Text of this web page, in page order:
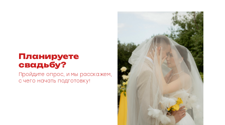
Планируете
свадьбу?
Пройдите опрос, и мы расскажем,
с чего начать подготовку!